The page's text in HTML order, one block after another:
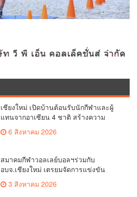
เชียงใหม่ เปิดบ้านต้อนรับนักกีฬาและผู้
แทนจากอาเซียน 4 ชาติ สร้างความ
DMI 6th SEA V Cup
6 สิงหาคม 2026
สมาคมกีฬาวอลเลย์บอลฯร่วมกับ
อบจ.เชียงใหม่ เตรยมจัดการแข่งขัน
CUP 2026 ระหว่างวันที่ 7 – 9 สิงหาคมนี้
3 สิงหาคม 2026